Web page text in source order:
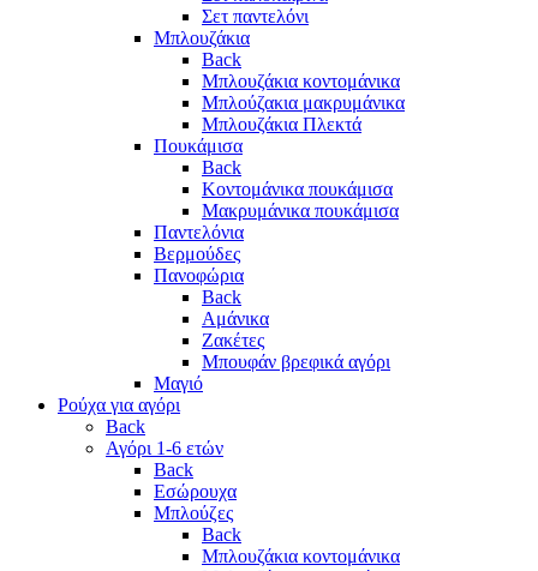
Σετ παντελόνι
Μπλουζάκια
Back
Μπλουζάκια κοντομάνικα
Μπλούζακια μακρυμάνικα
Μπλουζάκια Πλεκτά
Πουκάμισα
Back
Κοντομάνικα πουκάμισα
Μακρυμάνικα πουκάμισα
Παντελόνια
Βερμούδες
Πανοφώρια
Back
Αμάνικα
Ζακέτες
Μπουφάν βρεφικά αγόρι
Μαγιό
Ρούχα για αγόρι
Back
Αγόρι 1-6 ετών
Back
Εσώρουχα
Μπλούζες
Back
Μπλουζάκια κοντομάνικα